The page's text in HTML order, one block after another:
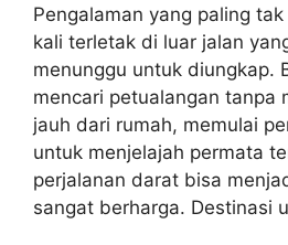
Pengalaman yang paling
kali terletak di luar jalan
menunggu untuk diungkap.
mencari petualangan tanpa
jauh dari rumah, memulai
untuk menjelajah permata
perjalanan darat bisa
sangat berharga. Destinasi